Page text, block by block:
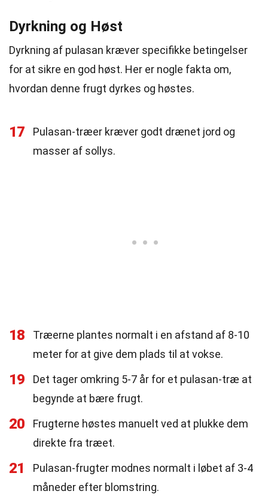
Dyrkning og Høst
Dyrkning af pulasan kræver specifikke betingelser
for at sikre en god høst. Her er nogle fakta om,
hvordan denne frugt dyrkes og høstes.
17
Pulasan-træer kræver godt drænet jord og
masser af sollys.
18
Træerne plantes normalt i en afstand af 8-10
meter for at give dem plads til at vokse.
19
Det tager omkring 5-7 år for et pulasan-træ at
begynde at bære frugt.
20
Frugterne høstes manuelt ved at plukke dem
direkte fra træet.
21
Pulasan-frugter modnes normalt i løbet af 3-4
måneder efter blomstring.